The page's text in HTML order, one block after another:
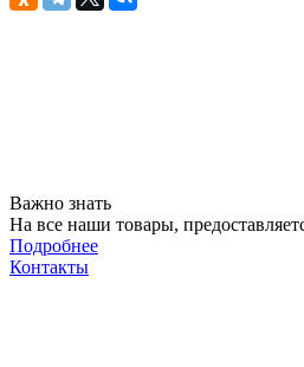
Важно знать
На все наши товары,
Подробнее
Контакты